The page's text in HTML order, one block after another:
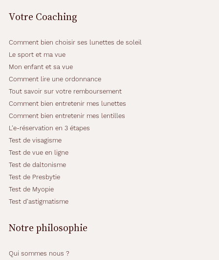
Votre Coaching
Comment bien choisir ses lunettes de soleil
Le sport et ma vue
Mon enfant et sa vue
Comment lire une ordonnance
Tout savoir sur votre remboursement
Comment bien entretenir mes lunettes
Comment bien entretenir mes lentilles
L'e-réservation en 3 étapes
Test de visagisme
Test de vue en ligne
Test de daltonisme
Test de Presbytie
Test de Myopie
Test d'astigmatisme
Notre philosophie
Qui sommes nous ?